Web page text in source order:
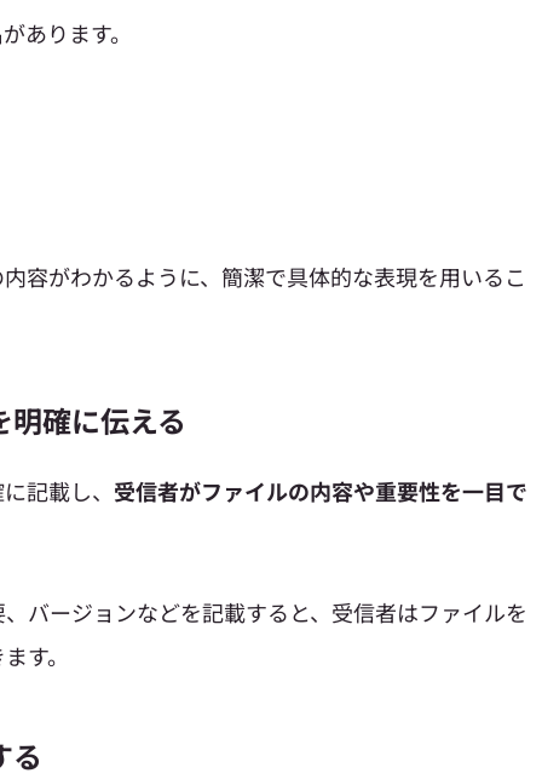
あります。
容がわかるように、簡潔で具体的な表現を用いるこ
確に伝える
記載し、 受信者がファイルの内容や重要性を一目で
バージョンなどを記載すると、受信者はファイルを
す。
る